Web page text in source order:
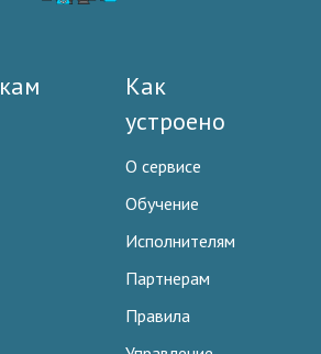
Как
устроено
О сервисе
Обучение
Исполнителям
Партнерам
Правила